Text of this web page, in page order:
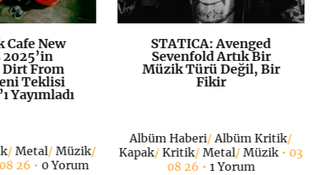
+
Cafe New
Dirt From
Teklisi
Yayımladı
/Metal/Müzik/
26 • 0 Yorum
K+
STATICA: Avenged
Sevenfold Artık Bir
Müzik Türü Değil, Bir
Fikir
Albüm Haberi/Albüm Kritik/
Kapak/ Kritik/Metal/Müzik• 03
08 26 •1 Yorum